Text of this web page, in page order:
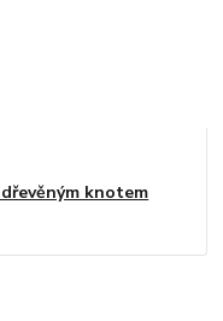
knotem